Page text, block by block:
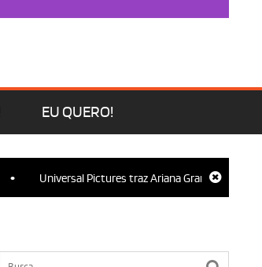
EU QUERO!
Universal Pictures traz Ariana Grande, Cynthia Erivo,